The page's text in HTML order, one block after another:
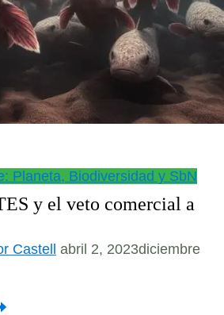
Planeta, Biodiversidad y SbN
y el veto comercial a
Castell abril 2, 2023diciembre